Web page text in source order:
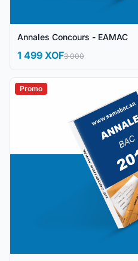
Annales Concours - EAMAC
1 499 XOF3 000
Promo